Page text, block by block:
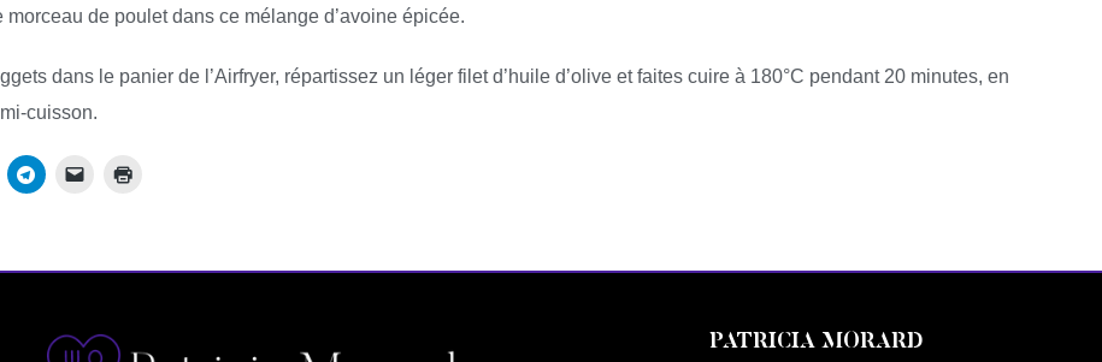
morceau de poulet dans ce mélange d’avoine épicée.
dans le panier de l’Airfryer, répartissez un léger filet d’huile d’olive et faites cuire à 180°C pendant 20 minutes, en
cuisson.
PATRICIA MORARD